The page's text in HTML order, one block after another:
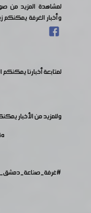
لمشاهدة المزيد من
وأخبار الغرفة
لمتابعة أخبارنا يمكنكم
وللمزيد من الأخبار